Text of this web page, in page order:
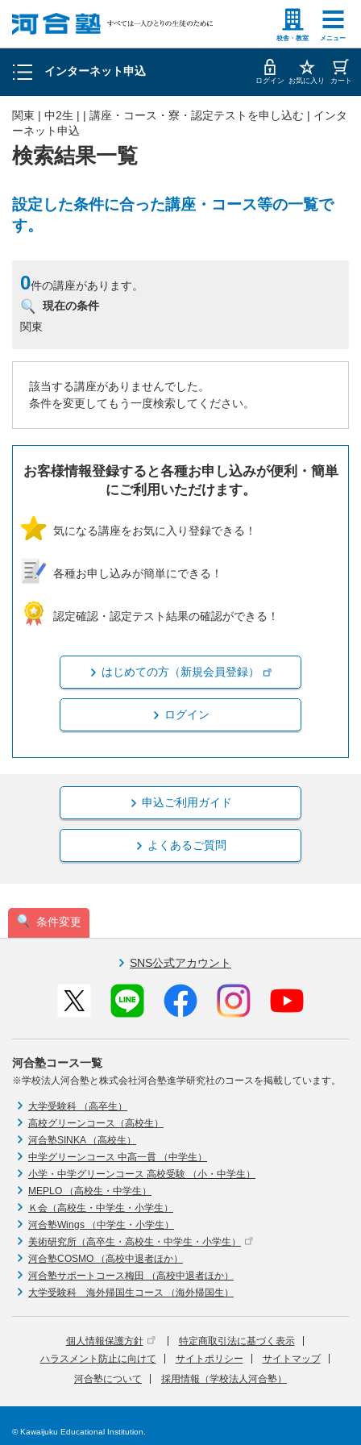
校舎・教室 メニュー
塾生の方 高等学校の先生
インターネット申込
申込履歴の確認
お客様情報の確認・変更 ログイン お気に入り カート
検索結果一覧
関東 | 中2生 | | 講座・コース・寮・認定テストを申し込む | インタ
ーネット申込
設定した条件に合った講座・コース等の一覧で
す。
0件の講座があります。
現在の条件
関東
該当する講座がありませんでした。
条件を変更してもう一度検索してください。
お客様情報登録すると各種お申し込みが便利・簡単
にご利用いただけます。
気になる講座をお気に入り登録できる！
各種お申し込みが簡単にできる！
認定確認・認定テスト結果の確認ができる！
はじめての方（新規会員登録）
ログイン
申込ご利用ガイド
よくあるご質問
条件変更
SNS公式アカウント
河合塾コース一覧
※学校法人河合塾と株式会社河合塾進学研究社のコースを掲載しています。
大学受験科 （高卒生）
高校グリーンコース（高校生）
河合塾SINKA （高校生）
中学グリーンコース 中高一貫 （中学生）
小学・中学グリーンコース 高校受験 （小・中学生）
MEPLO （高校生・中学生）
Ｋ会（高校生・中学生・小学生）
河合塾Wings （中学生・小学生）
美術研究所（高卒生・高校生・中学生・小学生）
河合塾COSMO （高校中退者ほか）
河合塾サポートコース梅田 （高校中退者ほか）
大学受験科 海外帰国生コース （海外帰国生）
個人情報保護方針
特定商取引法に基づく表示
ハラスメント防止に向けて
サイトポリシー
サイトマップ
河合塾について
採用情報（学校法人河合塾）
© Kawaijuku Educational Institution.